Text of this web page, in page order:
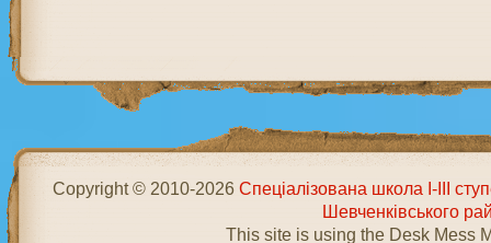
Copyright © 2010-2026Спеціалізована школа І-ІІІ
Шевченківського
This site is using the Desk Mess